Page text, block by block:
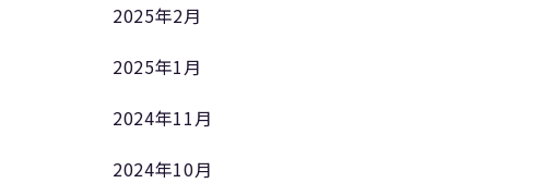
2025年2月
2025年1月
2024年11月
2024年10月